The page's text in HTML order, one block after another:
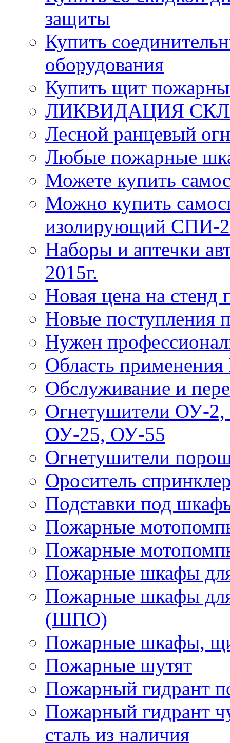
защиты
Купить
оборудования
Купить щит
ЛИКВИДАЦИЯ
Лесной ранцевый
Любые пожарные
Можете купить
Можно купить
изолирующий СПИ-
Наборы и аптечки
2015г.
Новая цена на
Новые поступления
Нужен
Область
Обслуживание и
Огнетушители ОУ-
ОУ-25, ОУ-55
Огнетушители
Ороситель
Подставки под
Пожарные
Пожарные
Пожарные шкафы
Пожарные шкафы
(ШПО)
Пожарные шкафы,
Пожарные шутят
Пожарный гидрант
Пожарный гидрант
сталь из наличия